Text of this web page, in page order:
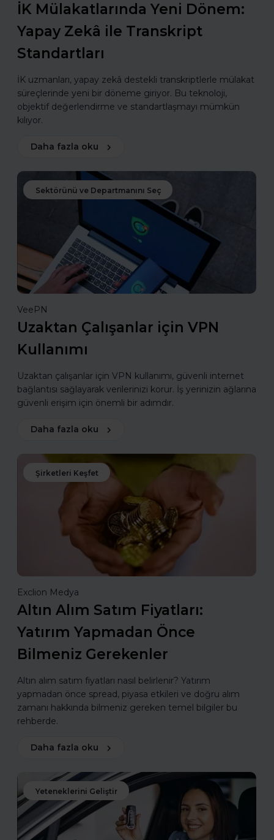
İK Mülakatlarında Yeni Dönem:
Yapay Zekâ ile Transkript
Standartları
İK uzmanları, yapay zekâ destekli transkriptlerle mülakat
süreçlerinde yeni bir döneme giriyor. Bu teknoloji,
objektif değerlendirme ve standartlaşmayı mümkün
kılıyor.
Daha fazla oku
Sektörünü ve Departmanını Seç
VeePN
Uzaktan Çalışanlar için VPN
Kullanımı
Uzaktan çalışanlar için VPN kullanımı, güvenli internet
bağlantısı sağlayarak verilerinizi korur. İş yerinizin ağlarına
güvenli erişim için önemli bir adımdır.
Daha fazla oku
Şirketleri Keşfet
Exclion Medya
Altın Alım Satım Fiyatları:
Yatırım Yapmadan Önce
Bilmeniz Gerekenler
Altın alım satım fiyatları nasıl belirlenir? Yatırım
yapmadan önce spread, piyasa etkileri ve doğru alım
zamanı hakkında bilmeniz gereken temel bilgiler bu
rehberde.
Daha fazla oku
Yeteneklerini Geliştir